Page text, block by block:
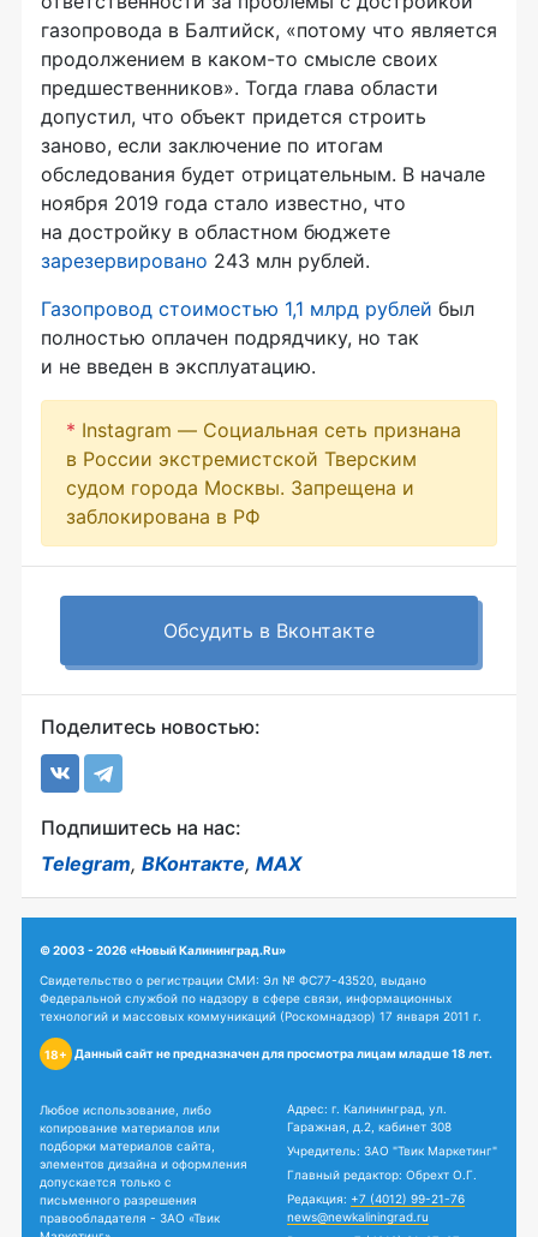
газопровода в Балтийск, «потому что является
продолжением в каком-то смысле своих
предшественников». Тогда глава области
допустил, что объект придется строить
заново, если заключение по итогам
обследования будет отрицательным. В начале
ноября 2019 года стало известно, что
на достройку в областном бюджете
зарезервировано 243 млн рублей.
Газопровод стоимостью 1,1 млрд рублей был
полностью оплачен подрядчику, но так
и не введен в эксплуатацию.
* Instagram — Социальная сеть признана
в России экстремистской Тверским
судом города Москвы. Запрещена и
заблокирована в РФ
Обсудить в Вконтакте
Поделитесь новостью:
Подпишитесь на нас:
Telegram, ВКонтакте, MAX
© 2003 - 2026 «Новый Калининград.Ru»
Свидетельство о регистрации СМИ: Эл № ФС77-43520, выдано
Федеральной службой по надзору в сфере связи, информационных
технологий и массовых коммуникаций (Роскомнадзор) 17 января 2011 г.
18+ Данный сайт не предназначен для просмотра лицам младше 18 лет.
Любое использование, либо
копирование материалов или
подборки материалов сайта,
элементов дизайна и оформления
допускается только с
письменного разрешения
правообладателя - ЗАО «Твик
Адрес: г. Калининград, ул.
Гаражная, д.2, кабинет 308
Учредитель: ЗАО "Твик Маркетинг"
Главный редактор: Обрехт О.Г.
Редакция: +7 (4012) 99-21-76
news@newkaliningrad.ru